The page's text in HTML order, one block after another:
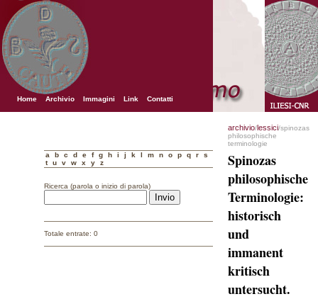
Home Archivio Immagini Link Contatti
a b c d e f g h i j k l m n o p q r
s
t
u v w x y z
Ricerca (parola o inizio di parola)
Totale entrate: 0
archivio/lessici/spinozas
philosophische
terminologie
Spinozas
philosophische
Terminologie:
historisch
und
immanent
kritisch
untersucht.